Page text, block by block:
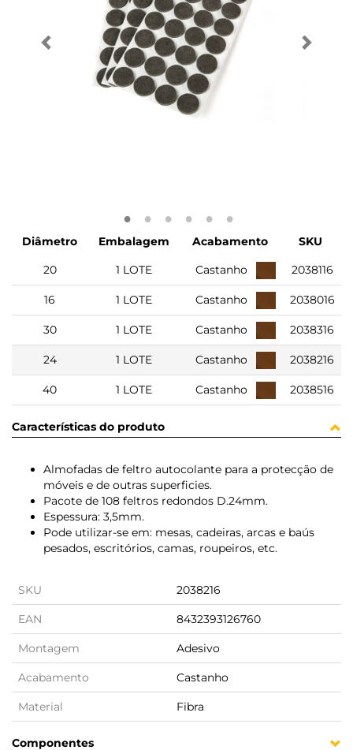
Diâmetro Embalagem Acabamento
SKU
20
1 LOTE Castanho 2038116
16 1 LOTE Castanho 2038016
30 1 LOTE Castanho 2038316
24 1 LOTE Castanho 2038216
40 1 LOTE Castanho 2038516
Características do produto
Almofadas de feltro autocolante para a protecção de
móveis e de outras superficies.
Pacote de 108 feltros redondos D.24mm.
Espessura: 3,5mm.
Pode utilizar-se em: mesas, cadeiras, arcas e baús
pesados, escritórios, camas, roupeiros, etc.
SKU 2038216
EAN 8432393126760
Montagem Adesivo
Acabamento Castanho
Material Fibra
Componentes